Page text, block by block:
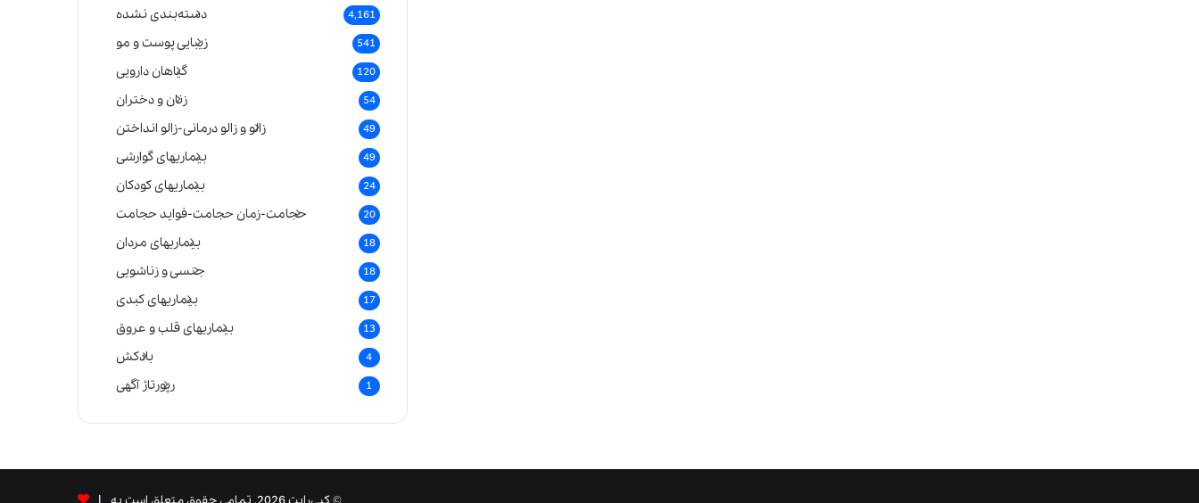
دسته‌بندی نشده 4,161
زیبایی پوست و مو 541
گیاهان دارویی 120
زنان و دختران 54
زالو و زالو درمانی-زالو انداختن 49
بیماریهای گوارشی 49
بیماریهای کودکان 24
حجامت-زمان حجامت-فواید حجامت 20
بیماریهای مردان 18
جنسی و زناشویی 18
بیماریهای کبدی 17
بیماریهای قلب و عروق 13
بادکش 4
رپورتاژ آگهی 1